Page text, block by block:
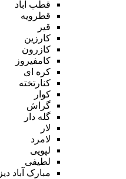
قطب آباد
قطرویه
قیر
کارزین
کازرون
کامفیروز
کره ای
کنارتخته
کوار
گراش
گله دار
لار
لامرد
لپویی
لطیفی
مبارک آباد دیز